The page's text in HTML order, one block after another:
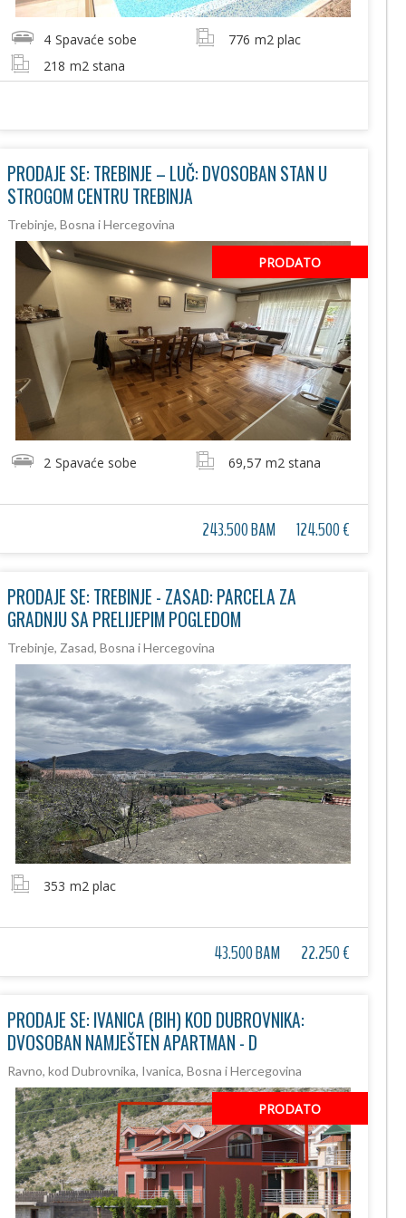
4 Spavaće sobe 776 m2 plac
218 m2 stana
PRODAJE SE: TREBINJE – LUČ: DVOSOBAN STAN U
STROGOM CENTRU TREBINJA
Trebinje, Bosna i Hercegovina
PRODATO
2 Spavaće sobe 69,57 m2 stana
243.500 BAM 124.500 €
PRODAJE SE: TREBINJE - ZASAD: PARCELA ZA
GRADNJU SA PRELIJEPIM POGLEDOM
Trebinje, Zasad, Bosna i Hercegovina
353 m2 plac
43.500 BAM 22.250 €
PRODAJE SE: IVANICA (BIH) KOD DUBROVNIKA:
DVOSOBAN NAMJEŠTEN APARTMAN - D
Ravno, kod Dubrovnika, Ivanica, Bosna i Hercegovina
PRODATO